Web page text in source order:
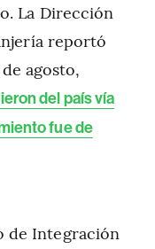
La Dirección
reportó
agosto,
del país vía
fue de
de Integración